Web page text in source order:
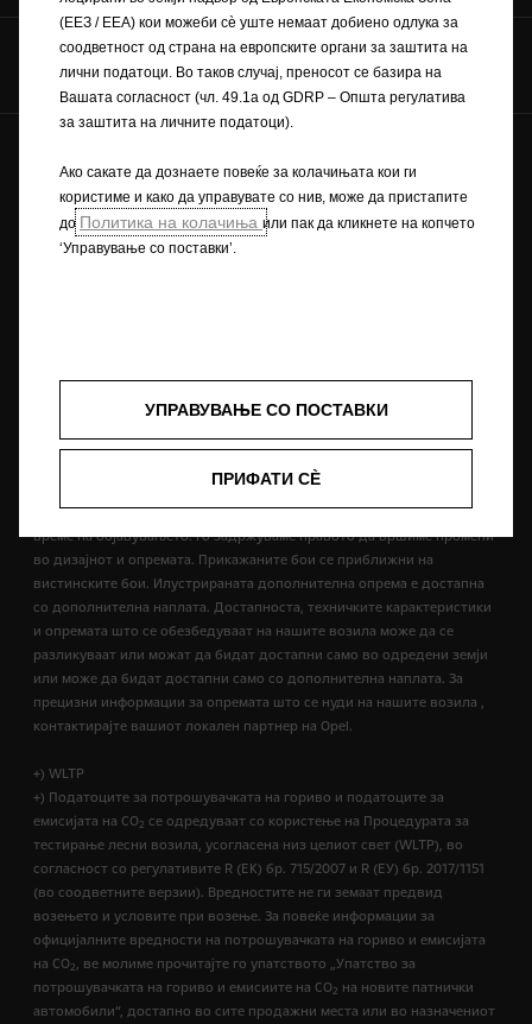
Комуницирајте со нас
Иднината ни припаѓа на сите © Opel 2022
Заштитен знак и авторски права
Приватноста
Нови податоци за потрошувачката на гориво
Изјава за приватност
Рециклирање
Сликата може да прикажува додатна опрема.
или да покажуваат опционална опрема што не е вклучена во
стандардната испорака. Содржаните информации беа точни за
време на објавувањето. Го задржуваме правото да вршиме промени
во дизајнот и опремата. Прикажаните бои се приближни на
вистинските бои. Илустрираната дополнителна опрема е достапна
со дополнителна наплата. Достапноста, техничките карактеристики
и опремата што се обезбедуваат на нашите возила може да се
разликуваат или можат да бидат достапни само во одредени земји
или може да бидат достапни само со дополнителна наплата. За
прецизни информации за опремата што се нуди на нашите возила ,
контактирајте вашиот локален партнер на Opel.
+) WLTP
+) Податоците за потрошувачката на гориво и податоците за
емисијата на CO2 се одредуваат со користење на Процедурата за
тестирање лесни возила, усогласена низ целиот свет (WLTP), во
согласност со регулативите R (EК) бр. 715/2007 и R (ЕУ) бр. 2017/1151
(во соодветните верзии). Вредностите не ги земаат предвид
возењето и условите при возење. За повеќе информации за
официјалните вредности на потрошувачката на гориво и емисијата
на CO2, ве молиме прочитајте го упатството „Упатство за
потрошувачката на гориво и емисиите на CO2 на новите патнички
автомобили“, достапно во сите продажни места или во назначениот
(ЕЕЗ / EEA) кои можеби сѐ уште немаат добиено одлука за
соодветност од страна на европските органи за заштита на
лични податоци. Во таков случај, преносот се базира на
Вашата согласност (чл. 49.1а од GDRP – Општа регулатива
за заштита на личните податоци).
Ако сакате да дознаете повеќе за колачињата кои ги
користиме и како да управувате со нив, може да пристапите
до Политика на колачиња или пак да кликнете на копчето
‘Управување со поставки’.
УПРАВУВАЊЕ СО ПОСТАВКИ
ПРИФАТИ СÈ